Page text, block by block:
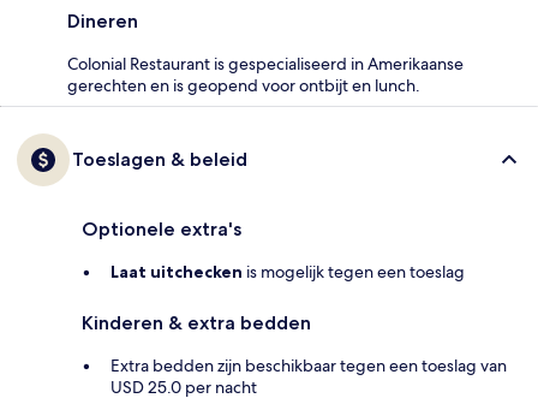
Dineren
Colonial Restaurant is gespecialiseerd in Amerikaanse
gerechten en is geopend voor ontbijt en lunch.
Toeslagen & beleid
Optionele extra's
Laat uitchecken is mogelijk tegen een toeslag
Kinderen & extra bedden
Extra bedden zijn beschikbaar tegen een toeslag van
USD 25.0 per nacht